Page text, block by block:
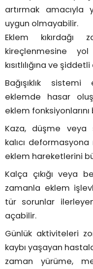
artırmak amacıyla
uygun olmayabilir.
Eklem kıkırdağı
kireçlenmesine
kısıtlılığına ve
Bağışıklık
eklemde hasar
eklem
Kaza, düşme veya
kalıcı
eklem hareketlerini
Kalça çıkığı veya
zamanla eklem
tür sorunlar
açabilir.
Günlük aktiviteleri
kaybı yaşayan
zaman yürüme,